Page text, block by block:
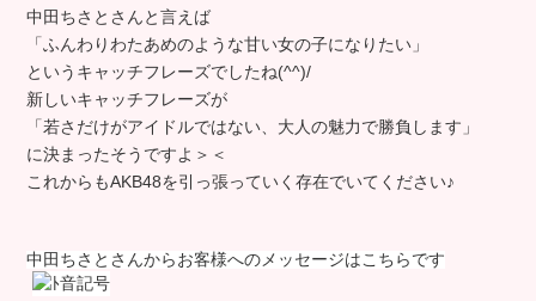
中田ちさとさんと言えば
「ふんわりわたあめのような甘い女の子になりたい」
というキャッチフレーズでしたね(^^)/
新しいキャッチフレーズが
「若さだけがアイドルではない、大人の魅力で勝負します」
に決まったそうですよ＞＜
これからもAKB48を引っ張っていく存在でいてください♪
中田ちさとさんからお客様へのメッセージはこちらです